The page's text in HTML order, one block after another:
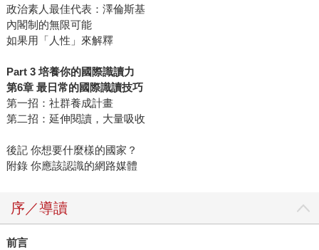
政治素人最佳代表：澤倫斯基
內閣制的無限可能
如果用「人性」來解釋
Part 3 培養你的國際識讀力
第6章 最日常的國際識讀技巧
第一招：社群養成計畫
第二招：延伸閱讀，大量吸收
後記 你想要什麼樣的國家？
附錄 你應該認識的網路媒體
序／導讀
前言